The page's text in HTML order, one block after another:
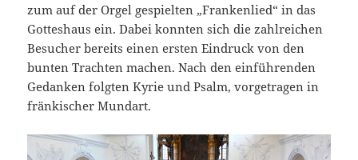
zum auf der Orgel gespielten „Frankenlied“ in das
Gotteshaus ein. Dabei konnten sich die zahlreichen
Besucher bereits einen ersten Eindruck von den
bunten Trachten machen. Nach den einführenden
Gedanken folgten Kyrie und Psalm, vorgetragen in
fränkischer Mundart.